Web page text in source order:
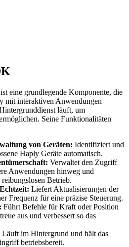
ist eine grundlegende Komponente, die
mit interaktiven Anwendungen
läuft, um
Seine Funktionalitäten
von Geräten: Identifiziert und
Haply Geräte automatisch.
Verwaltet den Zugriff
Anwendungen hinweg und
Betrieb.
Liefert Aktualisierungen der
Frequenz für eine präzise Steuerung.
Führt Befehle für Kraft oder Position
aus und verbessert so das
Läuft im Hintergrund und hält das
betriebsbereit.